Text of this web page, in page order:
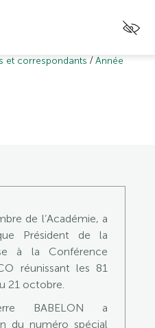
et correspondants /Année
de l’Académie, a
Président de la
à la Conférence
réunissant les 81
21 octobre.
BABELON a
du numéro spécial